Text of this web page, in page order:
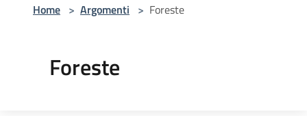
Home > Argomenti > Foreste
Foreste